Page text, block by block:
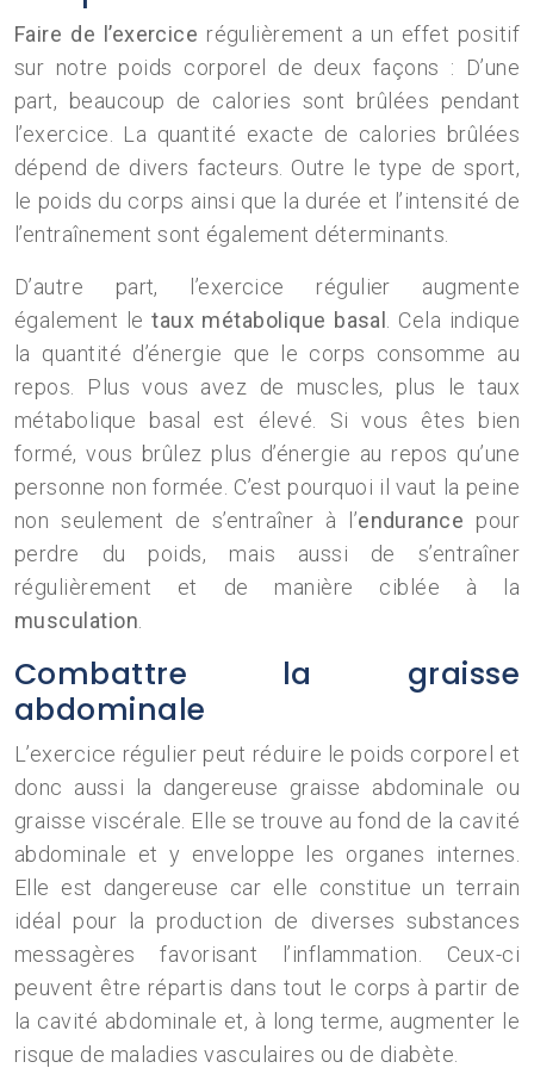
Faire de l’exercice régulièrement a un effet positif
sur notre poids corporel de deux façons : D’une
part, beaucoup de calories sont brûlées pendant
l’exercice. La quantité exacte de calories brûlées
dépend de divers facteurs. Outre le type de sport,
le poids du corps ainsi que la durée et l’intensité de
l’entraînement sont également déterminants.
D’autre part, l’exercice régulier augmente
également letaux métabolique basal
. Cela indique
la quantité d’énergie que le corps consomme au
repos. Plus vous avez de muscles, plus le taux
métabolique basal est élevé. Si vous êtes bien
formé, vous brûlez plus d’énergie au repos qu’une
personne non formée. C’est pourquoi il vaut la peine
non seulement de s’entraîner à l’endurance pour
perdre du poids, mais aussi de s’entraîner
régulièrement et de manière ciblée à la
musculation
Combattre la graisse
abdominale
L’exercice régulier peut réduire le poids corporel et
donc aussi la dangereuse graisse abdominale ou
graisse viscérale. Elle se trouve au fond de la cavité
abdominale et y enveloppe les organes internes.
Elle est dangereuse car elle constitue un terrain
idéal pour la production de diverses substances
messagères favorisant l’inflammation. Ceux-ci
peuvent être répartis dans tout le corps à partir de
la cavité abdominale et, à long terme, augmenter le
risque de maladies vasculaires ou de diabète.